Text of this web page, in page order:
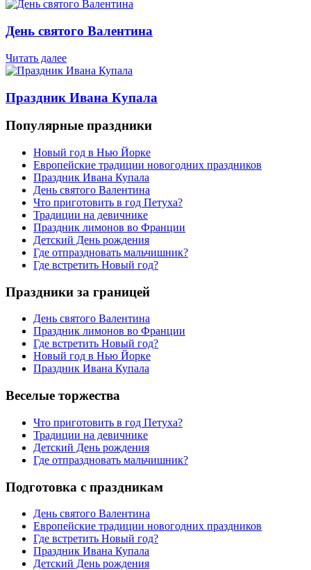
День святого Валентина
Читать далее
Праздник Ивана Купала
Популярные праздники
Новый год в Нью Йорке
Европейские традиции новогодних праздников
Праздник Ивана Купала
День святого Валентина
Что приготовить в год Петуха?
Традиции на девичнике
Праздник лимонов во Франции
Детский День рождения
Где отпраздновать мальчишник?
Где встретить Новый год?
Праздники за границей
День святого Валентина
Праздник лимонов во Франции
Где встретить Новый год?
Новый год в Нью Йорке
Праздник Ивана Купала
Веселые торжества
Что приготовить в год Петуха?
Традиции на девичнике
Детский День рождения
Где отпраздновать мальчишник?
Подготовка с праздникам
День святого Валентина
Европейские традиции новогодних праздников
Где встретить Новый год?
Праздник Ивана Купала
Детский День рождения